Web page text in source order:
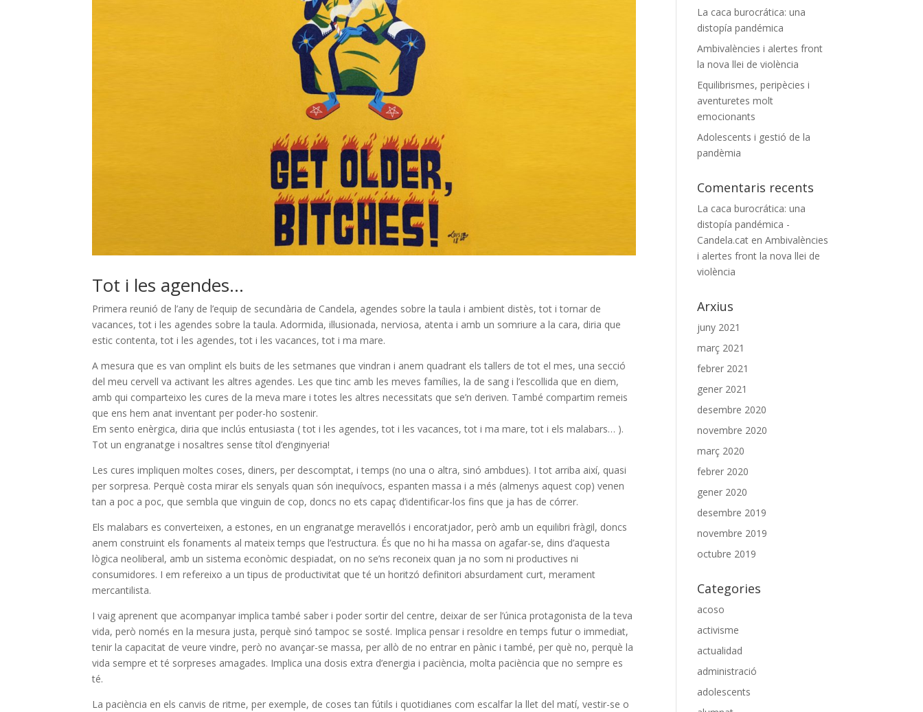
Tot i les agendes…
Primera reunió de l’any de l’equip de secundària de Candela, agendes sobre la taula i ambient distès, tot i tornar de
vacances, tot i les agendes sobre la taula. Adormida, il·lusionada, nerviosa, atenta i amb un somriure a la cara, diria que
estic contenta, tot i les agendes, tot i les vacances, tot i ma mare.
A mesura que es van omplint els buits de les setmanes que vindran i anem quadrant els tallers de tot el mes, una secció
del meu cervell va activant les altres agendes. Les que tinc amb les meves famílies, la de sang i l’escollida que en diem,
amb qui comparteixo les cures de la meva mare i totes les altres necessitats que se’n deriven. També compartim remeis
que ens hem anat inventant per poder-ho sostenir.
Em sento enèrgica, diria que inclús entusiasta ( tot i les agendes, tot i les vacances, tot i ma mare, tot i els malabars… ).
Tot un engranatge i nosaltres sense títol d’enginyeria!
Les cures impliquen moltes coses, diners, per descomptat, i temps (no una o altra, sinó ambdues). I tot arriba així, quasi
per sorpresa. Perquè costa mirar els senyals quan són inequívocs, espanten massa i a més (almenys aquest cop) venen
tan a poc a poc, que sembla que vinguin de cop, doncs no ets capaç d’identificar-los fins que ja has de córrer.
Els malabars es converteixen, a estones, en un engranatge meravellós i encoratjador, però amb un equilibri fràgil, doncs
anem construint els fonaments al mateix temps que l’estructura. És que no hi ha massa on agafar-se, dins d’aquesta
lògica neoliberal, amb un sistema econòmic despiadat, on no se’ns reconeix quan ja no som ni productives ni
consumidores. I em refereixo a un tipus de productivitat que té un horitzó definitori absurdament curt, merament
mercantilista.
I vaig aprenent que acompanyar implica també saber i poder sortir del centre, deixar de ser l’única protagonista de la teva
vida, però només en la mesura justa, perquè sinó tampoc se sosté. Implica pensar i resoldre en temps futur o immediat,
tenir la capacitat de veure vindre, però no avançar-se massa, per allò de no entrar en pànic i també, per què no, perquè la
vida sempre et té sorpreses amagades. Implica una dosis extra d’energia i paciència, molta paciència que no sempre es
té.
La paciència en els canvis de ritme, per exemple, de coses tan fútils i quotidianes com escalfar la llet del matí, vestir-se o
La caca burocrática: una
distopía pandémica
Ambivalències i alertes front
la nova llei de violència
Equilibrismes, peripècies i
aventuretes molt
emocionants
Adolescents i gestió de la
pandèmia
Comentaris recents
La caca burocrática: una
distopía pandémica -
Candela.cat enAmbivalències
i alertes front la nova llei de
violència
Arxius
juny 2021
març 2021
febrer 2021
gener 2021
desembre 2020
novembre 2020
març 2020
febrer 2020
gener 2020
desembre 2019
novembre 2019
octubre 2019
Categories
acoso
activisme
actualidad
administració
adolescents